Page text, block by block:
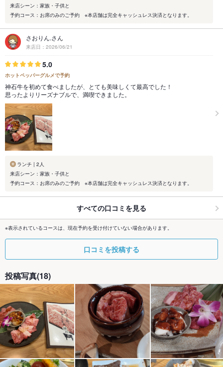
来店シーン：家族・子供と
予約コース：お席のみのご予約 ※本店舗は完全キャッシュレス決済となります。
さおりん.さん
来店日：2026/06/21
5.0
ホットペッパーグルメで予約
神石牛を初めて食べましたが、とても美味しくて最高でした！
思ったよりリーズナブルで、満喫できました。
ランチ | 2人
来店シーン：家族・子供と
予約コース：お席のみのご予約 ※本店舗は完全キャッシュレス決済となります。
すべての口コミを見る
※表示されているコースは、現在予約を受け付けていない場合があります。
口コミを投稿する
投稿写真(18)